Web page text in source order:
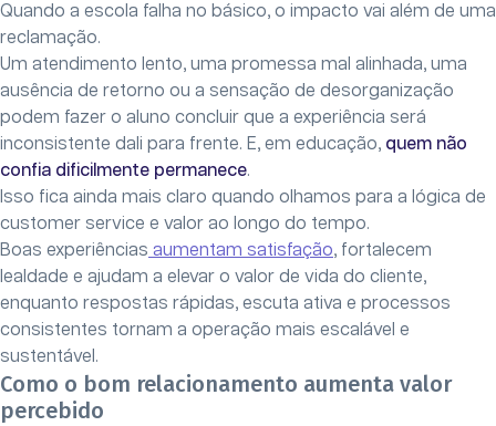
Quando a escola falha no básico, o impacto vai além de uma
reclamação.
Um atendimento lento, uma promessa mal alinhada, uma
ausência de retorno ou a sensação de desorganização
podem fazer o aluno concluir que a experiência será
inconsistente dali para frente. E, em educação, quem não
confia dificilmente permanece.
Isso fica ainda mais claro quando olhamos para a lógica de
customer service e valor ao longo do tempo.
Boas experiências aumentam satisfação, fortalecem
lealdade e ajudam a elevar o valor de vida do cliente,
enquanto respostas rápidas, escuta ativa e processos
consistentes tornam a operação mais escalável e
sustentável.
Como o bom relacionamento aumenta valor
percebido